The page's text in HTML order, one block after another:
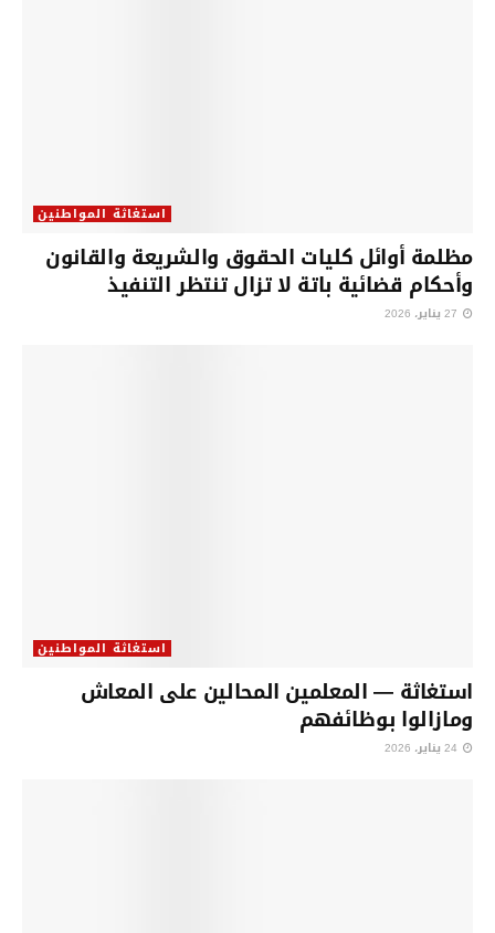
استغاثة المواطنين
مظلمة أوائل كليات الحقوق والشريعة والقانون
وأحكام قضائية باتة لا تزال تنتظر التنفيذ
استغاثة المواطنين
استغاثة — المعلمين المحالين على المعاش
ومازالوا بوظائفهم